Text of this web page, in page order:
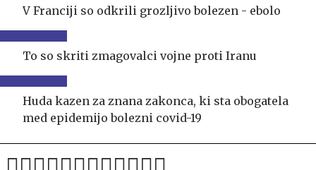
V Franciji so odkrili grozljivo bolezen - ebolo
To so skriti zmagovalci vojne proti Iranu
Huda kazen za znana zakonca, ki sta obogatela
med epidemijo bolezni covid-19